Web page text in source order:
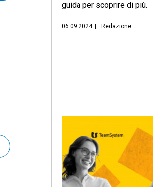
guida per scoprire di più.
06.09.2024 Redazione